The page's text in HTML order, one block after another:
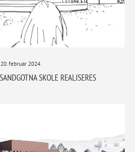
20. februar 2024
SKOLE REALISERES